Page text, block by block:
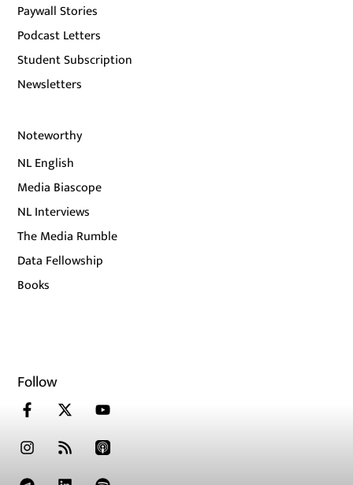
Paywall Stories
Podcast Letters
Student Subscription
Newsletters
Noteworthy
NL English
Media Biascope
NL Interviews
The Media Rumble
Data Fellowship
Books
Follow